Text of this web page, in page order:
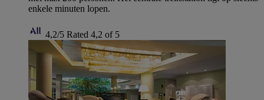
enkele minuten lopen.
4,2/5 Rated 4,2 of 5